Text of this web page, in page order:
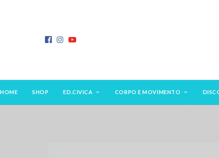
HOME SHOP ED.CIVICA CORPO E MOVIMENTO